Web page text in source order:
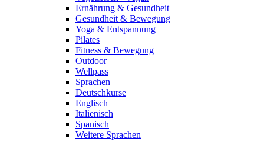
Ernährung & Gesundheit
Gesundheit & Bewegung
Yoga & Entspannung
Pilates
Fitness & Bewegung
Outdoor
Wellpass
Sprachen
Deutschkurse
Englisch
Italienisch
Spanisch
Weitere Sprachen